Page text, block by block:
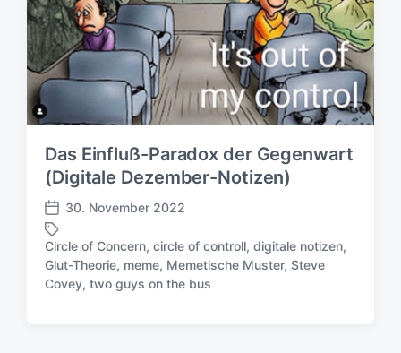
Das Einfluß-Paradox der Gegenwart
(Digitale Dezember-Notizen)
V
e
r
ö
f
30. November 2022
S
c
Circle of Concern, circle of controll, digitale notizen,
Glut-Theorie, meme, Memetische Muster, Steve
Covey, two guys on the bus